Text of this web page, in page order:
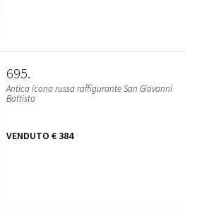
695
Antica icona russa raffigurante San Giovanni
Battista
VENDUTO € 384